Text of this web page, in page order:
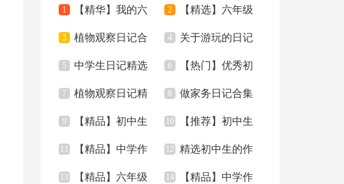
1 【精华】我的六
年级小学作文锦集6
篇
2 【精选】六年级
年的作文300字8篇
3 植物观察日记合
集15篇
4 关于游玩的日记
15篇
5 中学生日记精选
15篇
6 【热门】优秀初
中作文集锦七篇
7 植物观察日记精
选15篇
8 做家务日记合集
15篇
9 【精品】初中生
作文合集十篇
10 【推荐】初中生
的作文三篇
11 【精品】中学作
文400字九篇
12 精选初中生的作
文四篇
13 【精品】六年级 14 【精品】中学作